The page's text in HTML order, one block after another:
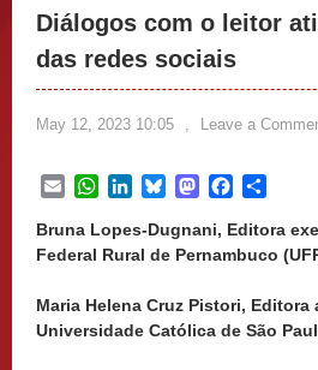
Diálogos com o leitor
das redes sociais
May 12, 2023 10:05 , Leave a
EmailWhatsApp
LinkedInBlueskyMastodonFacebook
Bruna Lopes-Dugnani, Editora
Federal Rural de Pernambuco
Maria Helena Cruz Pistori,
Universidade Católica de São